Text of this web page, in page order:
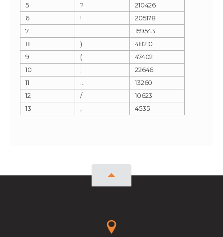
5
?
210426
6
!
205178
7
:
159543
8
)
48210
9
(
47402
10
;
22646
11
13260
12
/
10623
13
4535